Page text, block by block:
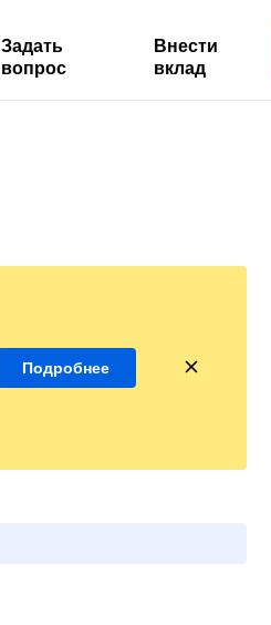
Задать
вопрос
Внести
вклад
Подробнее